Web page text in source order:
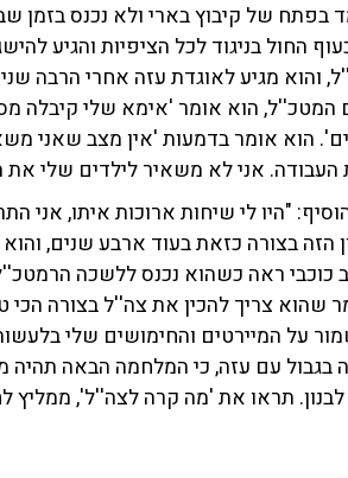
בפתח של קיבוץ בארי ולא נכנס בזמן
החול בניגוד לכל הציפיות והגיע
והוא מגיע לאוגדת עזה אחרי הרבה
הוא אומר 'אימא שלי קיבלה
הוא אומר בדמעות 'אין מצב שאני
העבודה. אני לא משאיר לילדים שלי
"היו לי שיחות ארוכות איתו, אני
הזה בצורה כזאת בעוד ארבע שנים,
כוכבי ראה כשהוא נכנס ללשכה
צריך להכין את צה''ל בצורה הכי
על המיירטים והחימושים שלי
עם עזה, כי המלחמה הבאה תהיה
תראו את 'מה קרה לצה''ל', ממליץ